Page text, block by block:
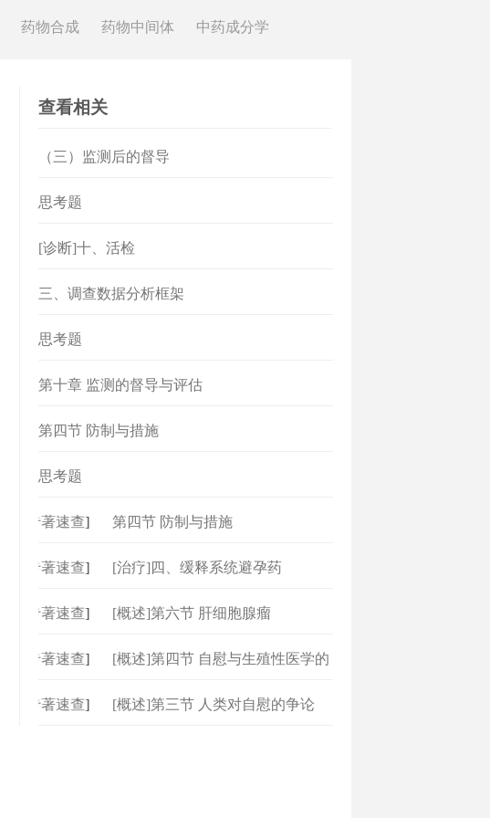
药物合成 药物中间体 中药成分学
查看相关
（三）监测后的督导
思考题
[诊断]十、活检
三、调查数据分析框架
思考题
第十章 监测的督导与评估
第四节 防制与措施
思考题
专著速查] 第四节 防制与措施
专著速查] [治疗]四、缓释系统避孕药
专著速查] [概述]第六节 肝细胞腺瘤
专著速查] [概述]第四节 自慰与生殖性医学的
专著速查] [概述]第三节 人类对自慰的争论